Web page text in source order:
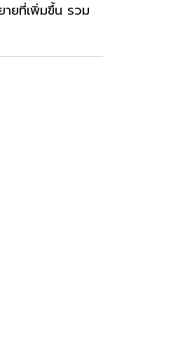
ายที่เพิ่มขึ้น รวม